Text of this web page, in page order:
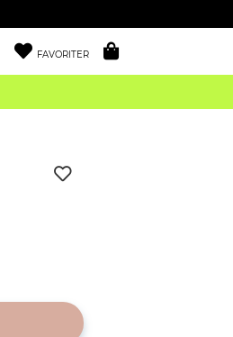
FAVORITER